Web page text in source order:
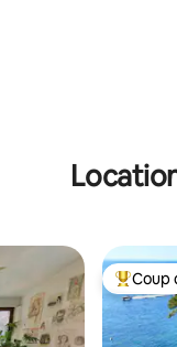
appréciés Coups
Coup